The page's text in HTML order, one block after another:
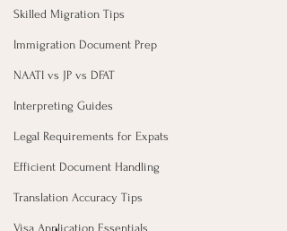
Skilled Migration Tips
Immigration Document Prep
NAATI vs JP vs DFAT
Interpreting Guides
Legal Requirements for Expats
Efficient Document Handling
Translation Accuracy Tips
Visa Application Essentials